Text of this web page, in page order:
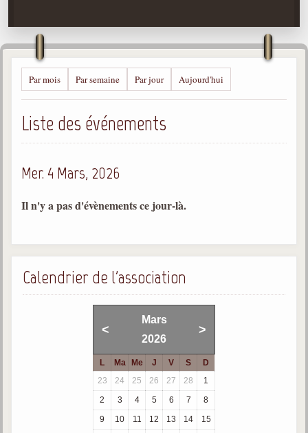
Allan Kardec
1804-1869
Léon Denis
1846-1927
Gabriel Delanne
1910-2002
Divaldo Franco
1927-2025
Ouvrages
Bulletins "Le Spiritisme"
Journal trimestriel
Newsletters
Par mois Par semaine Par jour Aujourd'hui
Liste des événements
Mer. 4 Mars, 2026
Il n'y a pas d'évènements ce jour-là.
Calendrier de l'association
<
Mars
2026
>
L Ma Me J V S
D
23
24 25 26 27 28
1
2
3 4 5 6 7
8
9
10 11 12 13 14
15